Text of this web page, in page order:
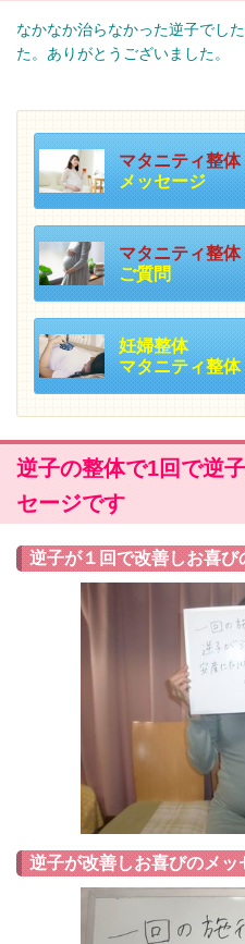
なかなか治らなかった逆子でし
た。ありがとうございました。
マタニティ整体
メッセージ
マタニティ整体
ご質問
妊婦整体
マタニティ整体
逆子の整体で1回で逆
セージです
逆子が１回で改善しお喜び
逆子が改善しお喜びのメッ